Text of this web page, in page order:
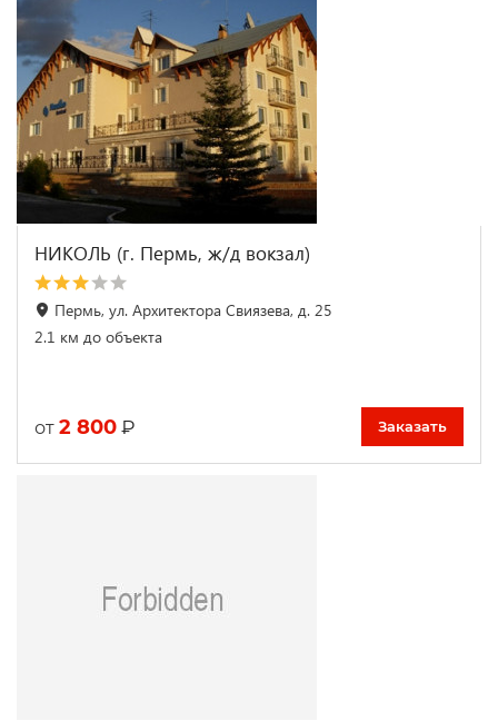
НИКОЛЬ (г. Пермь, ж/д вокзал)
Пермь, ул. Архитектора Свиязева, д. 25
2.1 км до объекта
от 2 800 ₽ Заказать